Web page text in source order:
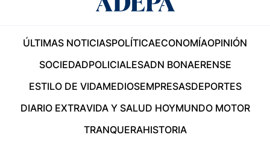
ÚLTIMAS NOTICIASPOLÍTICAECONOMÍAOPINIÓN
SOCIEDADPOLICIALESADN BONAERENSE
ESTILO DE VIDAMEDIOSEMPRESASDEPORTES
DIARIO EXTRAVIDA Y SALUD HOYMUNDO MOTOR
TRANQUERAHISTORIA